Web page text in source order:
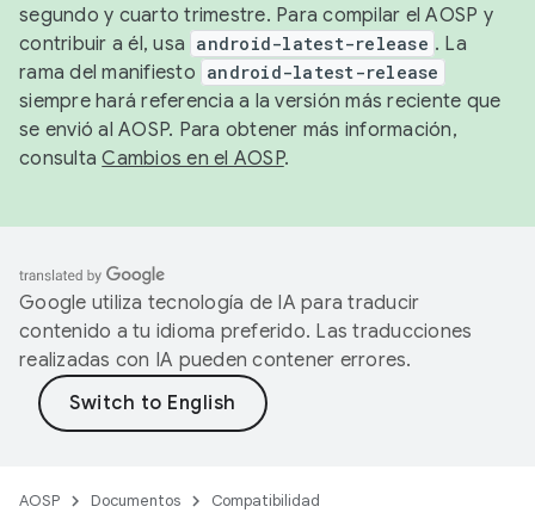
segundo y cuarto trimestre. Para compilar el AOSP y
contribuir a él, usa android-latest-release . La
rama del manifiesto android-latest-release
siempre hará referencia a la versión más reciente que
se envió al AOSP. Para obtener más información,
consultaCambios en el AOSP.
Google utiliza tecnología de IA para traducir
contenido a tu idioma preferido. Las traducciones
realizadas con IA pueden contener errores.
AOSP Documentos Compatibilidad